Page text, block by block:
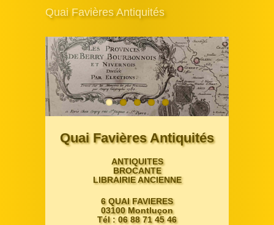
Quai Favières Antiquités
Quai Favières Antiquités
ANTIQUITES
BROCANTE
LIBRAIRIE ANCIENNE
6 QUAI FAVIERES
03100 Montluçon
Tél : 06 88 71 45 46